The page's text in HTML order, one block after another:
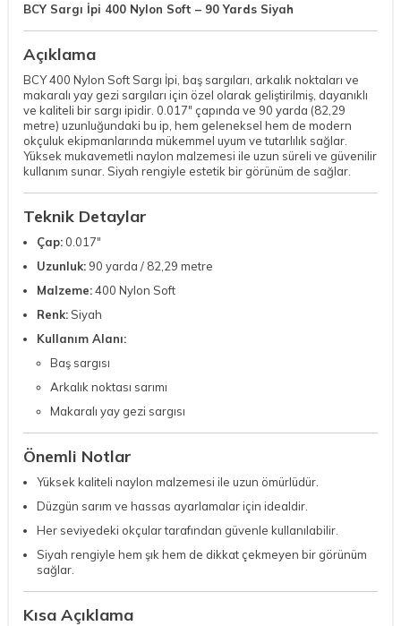
BCY Sargı İpi 400 Nylon Soft – 90 Yards Siyah
Açıklama
BCY 400 Nylon Soft Sargı İpi, baş sargıları, arkalık noktaları ve
makaralı yay gezi sargıları için özel olarak geliştirilmiş, dayanıklı
ve kaliteli bir sargı ipidir. 0.017" çapında ve 90 yarda (82,29
metre) uzunluğundaki bu ip, hem geleneksel hem de modern
okçuluk ekipmanlarında mükemmel uyum ve tutarlılık sağlar.
Yüksek mukavemetli naylon malzemesi ile uzun süreli ve güvenilir
kullanım sunar. Siyah rengiyle estetik bir görünüm de sağlar.
Teknik Detaylar
Çap: 0.017"
Uzunluk: 90 yarda / 82,29 metre
Malzeme:400 Nylon Soft
Renk: Siyah
Kullanım Alanı:
Baş sargısı
Arkalık noktası sarımı
Makaralı yay gezi sargısı
Önemli Notlar
Yüksek kaliteli naylon malzemesi ile uzun ömürlüdür.
Düzgün sarım ve hassas ayarlamalar için idealdir.
Her seviyedeki okçular tarafından güvenle kullanılabilir.
Siyah rengiyle hem şık hem de dikkat çekmeyen bir görünüm
sağlar.
Kısa Açıklama